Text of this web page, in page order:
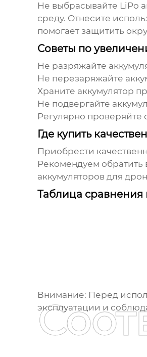
Не выбрасывайте LiPo
среду. Отнесите
помогает защитить
Советы по
Не разряжайте
Не перезаряжайте
Храните аккумулятор
Не подвергайте
Регулярно проверяйте
Где купить
Приобрести
Рекомендуем
аккумуляторов для
Таблица
Внимание: Перед
эксплуатации и